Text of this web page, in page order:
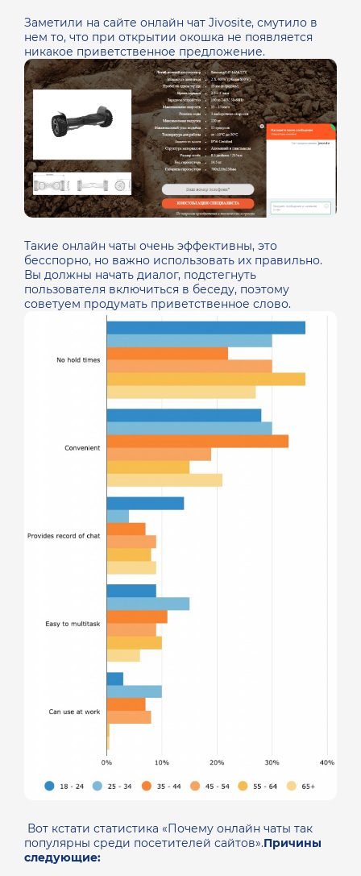
Заметили на сайте онлайн чат Jivosite, смутило в
нем то, что при открытии окошка не появляется
никакое приветственное предложение.
Такие онлайн чаты очень эффективны, это
бесспорно, но важно использовать их правильно.
Вы должны начать диалог, подстегнуть
пользователя включиться в беседу, поэтому
советуем продумать приветственное слово.
Вот кстати статистика «Почему онлайн чаты так
популярны среди посетителей сайтов».Причины
следующие: